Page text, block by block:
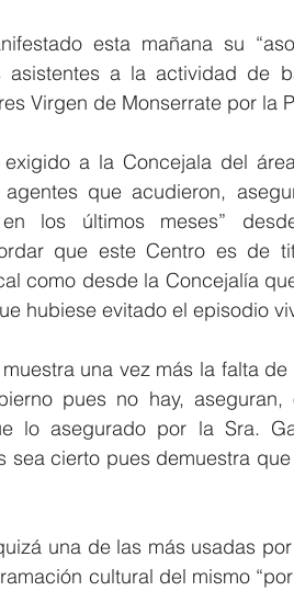
esta mañana su
a la actividad de
Virgen de Monserrate por la
a la Concejala del
que acudieron,
los últimos meses”
que este Centro es de
como desde la Concejalía
hubiese evitado el episodio
una vez más la falta
pues no hay,
lo asegurado por la Sra.
cierto pues demuestra
una de las más usadas
cultural del mismo